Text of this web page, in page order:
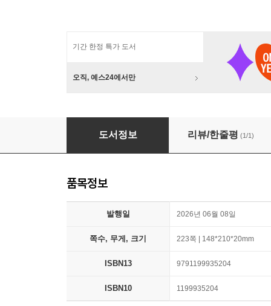
기간 한정 특가 도서
오직, 예스24에서만
국가의 수명은 끝났다
도서정보 리뷰/한줄평 (1/1)
품목정보
발행일 2026년 06월 08일
쪽수, 무게, 크기 223쪽 | 148*210*20mm
ISBN13 9791199935204
ISBN10 1199935204